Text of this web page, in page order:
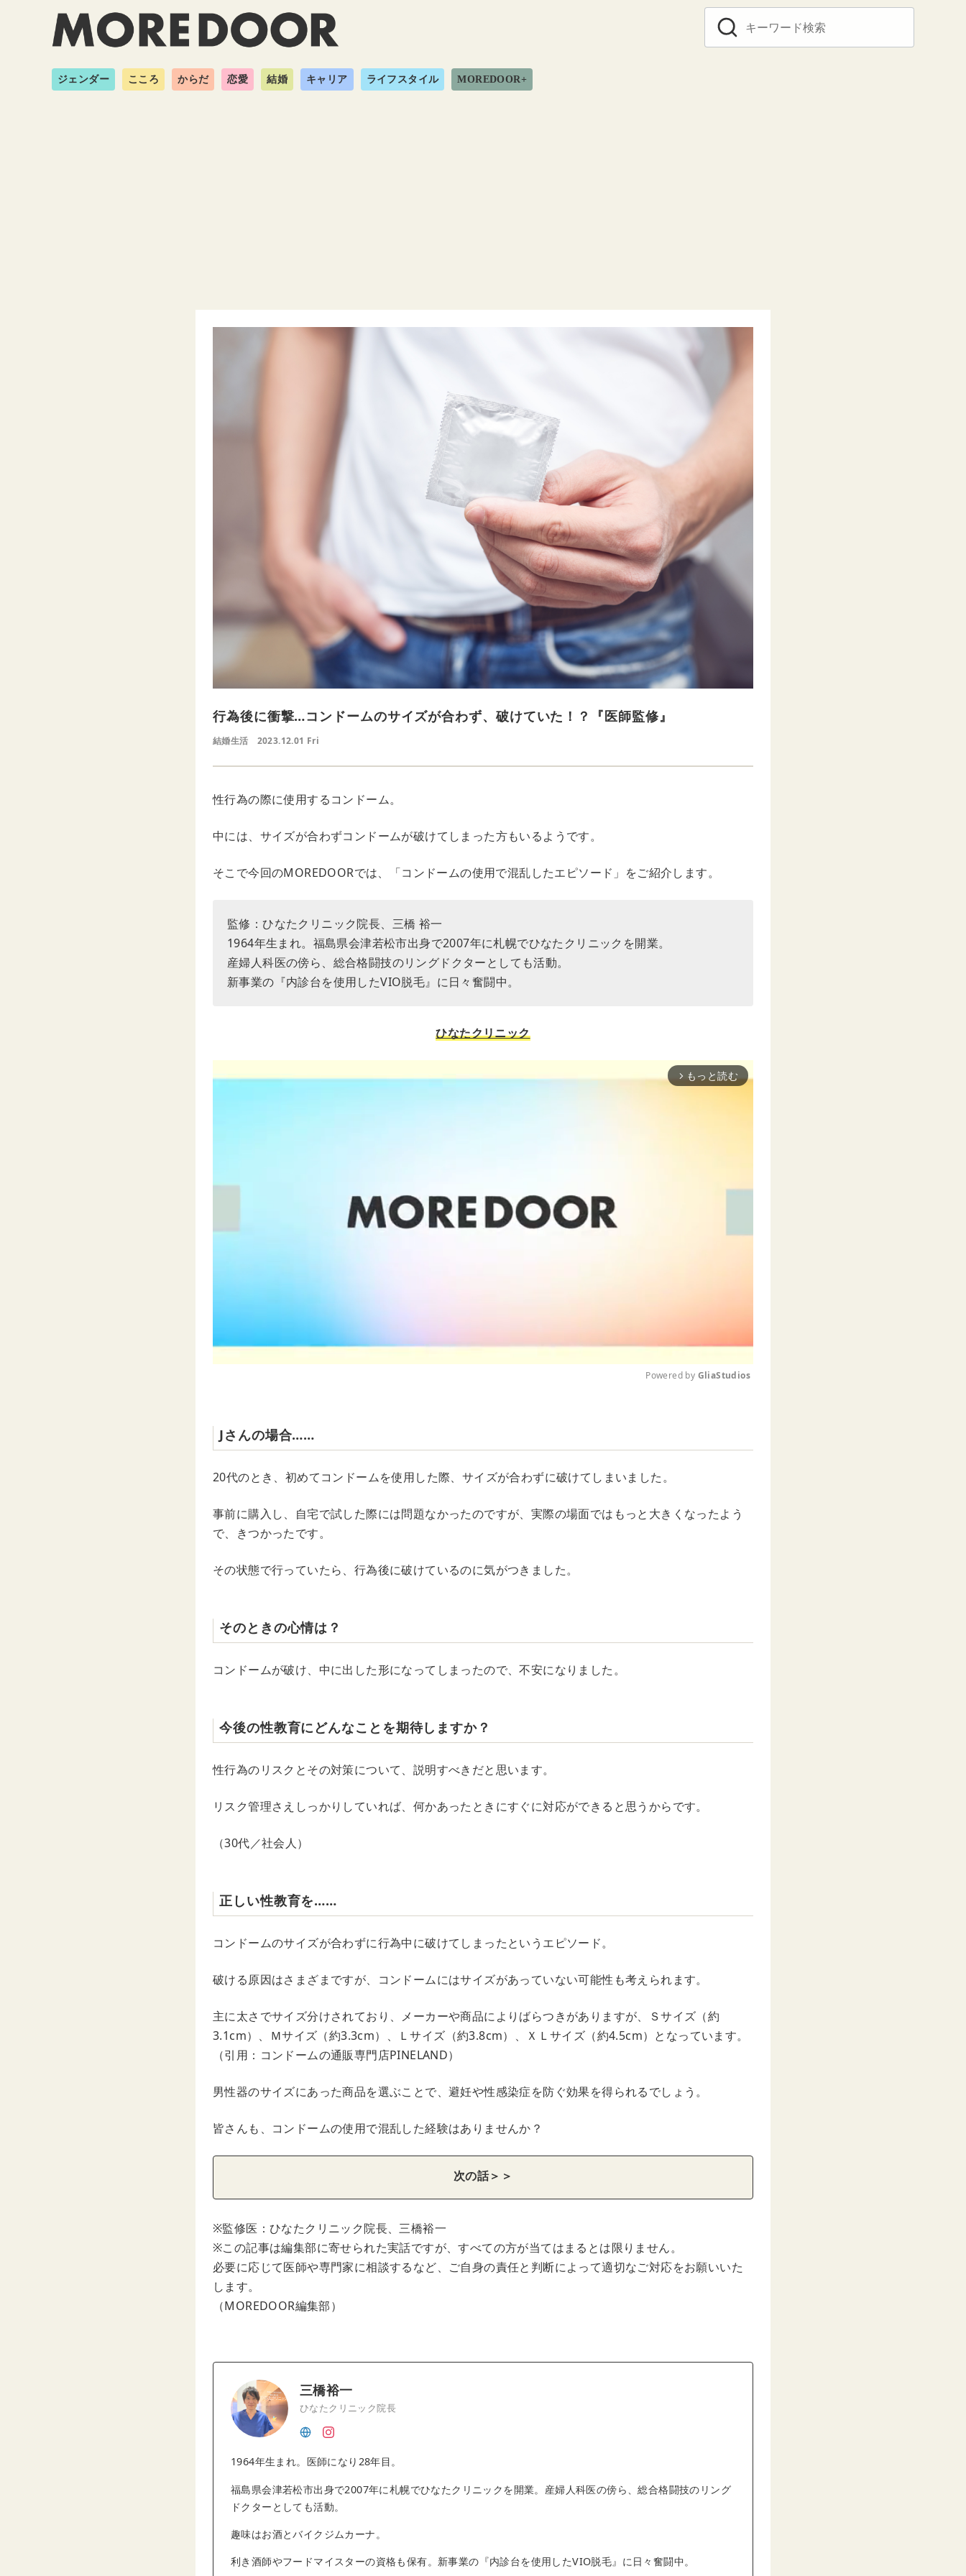
ジェンダー こころ からだ 恋愛 結婚 キャリア ライフスタイル MOREDOOR+
行為後に衝撃…コンドームのサイズが合わず、破けていた！？『医師監修』
結婚生活 2023.12.01 Fri
性行為の際に使用するコンドーム。
中には、サイズが合わずコンドームが破けてしまった方もいるようです。
そこで今回のMOREDOORでは、「コンドームの使用で混乱したエピソード」をご紹介します。
監修：ひなたクリニック院長、三橋 裕一
1964年生まれ。福島県会津若松市出身で2007年に札幌でひなたクリニックを開業。
産婦人科医の傍ら、総合格闘技のリングドクターとしても活動。
新事業の『内診台を使用したVIO脱毛』に日々奮闘中。
ひなたクリニック
arrow_forward_ios もっと読む
t
Powered by GliaStudios
Jさんの場合……
20代のとき、初めてコンドームを使用した際、サイズが合わずに破けてしまいました。
事前に購入し、自宅で試した際には問題なかったのですが、実際の場面ではもっと大きくなったよう
で、きつかったです。
その状態で行っていたら、行為後に破けているのに気がつきました。
そのときの心情は？
コンドームが破け、中に出した形になってしまったので、不安になりました。
今後の性教育にどんなことを期待しますか？
性行為のリスクとその対策について、説明すべきだと思います。
リスク管理さえしっかりしていれば、何かあったときにすぐに対応ができると思うからです。
（30代／社会人）
正しい性教育を……
コンドームのサイズが合わずに行為中に破けてしまったというエピソード。
破ける原因はさまざまですが、コンドームにはサイズがあっていない可能性も考えられます。
主に太さでサイズ分けされており、メーカーや商品によりばらつきがありますが、Ｓサイズ（約
3.1cm）、Ｍサイズ（約3.3cm）、Ｌサイズ（約3.8cm）、ＸＬサイズ（約4.5cm）となっています。
（引用：コンドームの通販専門店PINELAND）
男性器のサイズにあった商品を選ぶことで、避妊や性感染症を防ぐ効果を得られるでしょう。
皆さんも、コンドームの使用で混乱した経験はありませんか？
次の話＞＞
※監修医：ひなたクリニック院長、三橋裕一
※この記事は編集部に寄せられた実話ですが、すべての方が当てはまるとは限りません。
必要に応じて医師や専門家に相談するなど、ご自身の責任と判断によって適切なご対応をお願いいた
します。
（MOREDOOR編集部）
三橋裕一
ひなたクリニック院長
1964年生まれ。医師になり28年目。
福島県会津若松市出身で2007年に札幌でひなたクリニックを開業。産婦人科医の傍ら、総合格闘技のリング
ドクターとしても活動。
趣味はお酒とバイクジムカーナ。
利き酒師やフードマイスターの資格も保有。新事業の『内診台を使用したVIO脱毛』に日々奮闘中。